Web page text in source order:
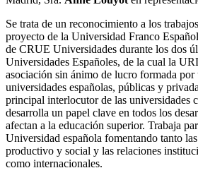
Se trata de un reconocimiento a los
proyecto de la Universidad Franco
de CRUE Universidades durante los dos
Universidades Españoles, de la cual la
asociación sin ánimo de lucro formada por
universidades españolas, públicas y
principal interlocutor de las universidades
desarrolla un papel clave en todos los
afectan a la educación superior. Trabaja
Universidad española fomentando tanto
productivo y social y las relaciones
como internacionales.